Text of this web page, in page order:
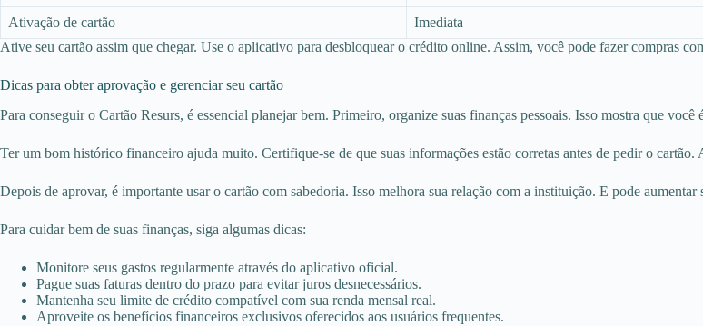
Ativação de cartão Imediata
Ative seu cartão assim que chegar. Use o aplicativo para desbloquear o crédito online. Assim, você pode fazer compras
Dicas para obter aprovação e gerenciar seu cartão
Para conseguir o Cartão Resurs, é essencial planejar bem. Primeiro, organize suas finanças pessoais. Isso mostra que você
Ter um bom histórico financeiro ajuda muito. Certifique-se de que suas informações estão corretas antes de pedir o cartão.
Depois de aprovar, é importante usar o cartão com sabedoria. Isso melhora sua relação com a instituição. E pode aumentar
Para cuidar bem de suas finanças, siga algumas dicas:
Monitore seus gastos regularmente através do aplicativo oficial.
Pague suas faturas dentro do prazo para evitar juros desnecessários.
Mantenha seu limite de crédito compatível com sua renda mensal real.
Aproveite os benefícios financeiros exclusivos oferecidos aos usuários frequentes.